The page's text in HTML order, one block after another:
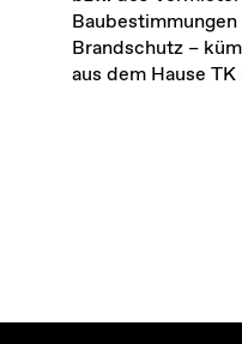
Brandschutz –
aus dem Hause